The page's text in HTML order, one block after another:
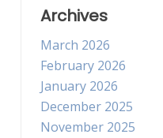
Archives
March 2026
February 2026
January 2026
December 2025
November 2025